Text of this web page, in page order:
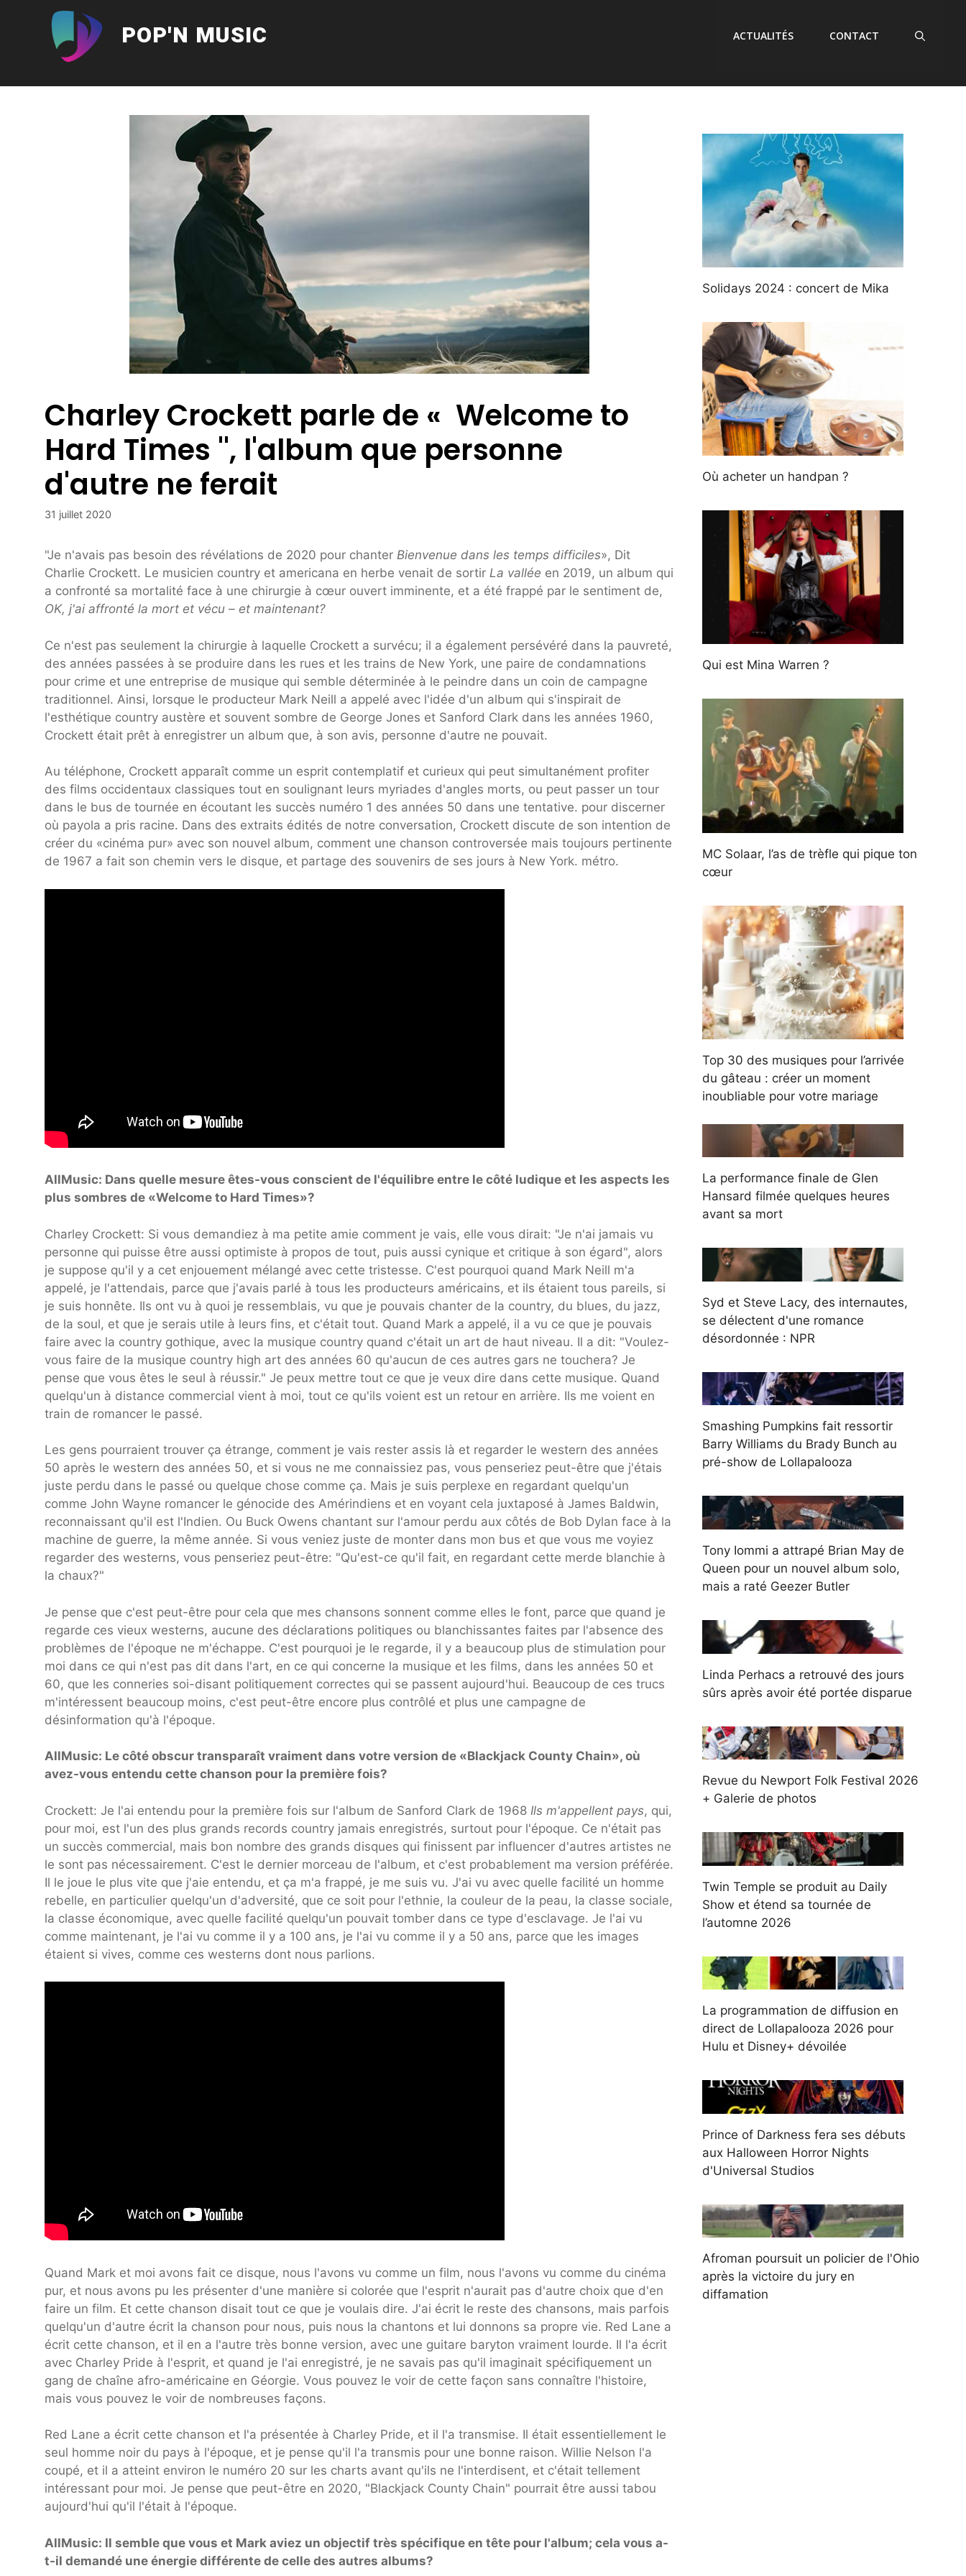
POP'N MUSIC ACTUALITÉS CONTACT
Charley Crockett parle de « Welcome to
Hard Times '', l'album que personne
d'autre ne ferait
31 juillet 2020
"Je n'avais pas besoin des révélations de 2020 pour chanter Bienvenue dans les temps difficiles», Dit
Charlie Crockett. Le musicien country et americana en herbe venait de sortir La vallée en 2019, un album qui
a confronté sa mortalité face à une chirurgie à cœur ouvert imminente, et a été frappé par le sentiment de,
OK, j'ai affronté la mort et vécu – et maintenant?
Ce n'est pas seulement la chirurgie à laquelle Crockett a survécu; il a également persévéré dans la pauvreté,
des années passées à se produire dans les rues et les trains de New York, une paire de condamnations
pour crime et une entreprise de musique qui semble déterminée à le peindre dans un coin de campagne
traditionnel. Ainsi, lorsque le producteur Mark Neill a appelé avec l'idée d'un album qui s'inspirait de
l'esthétique country austère et souvent sombre de George Jones et Sanford Clark dans les années 1960,
Crockett était prêt à enregistrer un album que, à son avis, personne d'autre ne pouvait.
Au téléphone, Crockett apparaît comme un esprit contemplatif et curieux qui peut simultanément profiter
des films occidentaux classiques tout en soulignant leurs myriades d'angles morts, ou peut passer un tour
dans le bus de tournée en écoutant les succès numéro 1 des années 50 dans une tentative. pour discerner
où payola a pris racine. Dans des extraits édités de notre conversation, Crockett discute de son intention de
créer du «cinéma pur» avec son nouvel album, comment une chanson controversée mais toujours pertinente
de 1967 a fait son chemin vers le disque, et partage des souvenirs de ses jours à New York. métro.
AllMusic: Dans quelle mesure êtes-vous conscient de l'équilibre entre le côté ludique et les aspects les
plus sombres de «Welcome to Hard Times»?
Charley Crockett: Si vous demandiez à ma petite amie comment je vais, elle vous dirait: "Je n'ai jamais vu
personne qui puisse être aussi optimiste à propos de tout, puis aussi cynique et critique à son égard", alors
je suppose qu'il y a cet enjouement mélangé avec cette tristesse. C'est pourquoi quand Mark Neill m'a
appelé, je l'attendais, parce que j'avais parlé à tous les producteurs américains, et ils étaient tous pareils, si
je suis honnête. Ils ont vu à quoi je ressemblais, vu que je pouvais chanter de la country, du blues, du jazz,
de la soul, et que je serais utile à leurs fins, et c'était tout. Quand Mark a appelé, il a vu ce que je pouvais
faire avec la country gothique, avec la musique country quand c'était un art de haut niveau. Il a dit: "Voulez-
vous faire de la musique country high art des années 60 qu'aucun de ces autres gars ne touchera? Je
pense que vous êtes le seul à réussir." Je peux mettre tout ce que je veux dire dans cette musique. Quand
quelqu'un à distance commercial vient à moi, tout ce qu'ils voient est un retour en arrière. Ils me voient en
train de romancer le passé.
Les gens pourraient trouver ça étrange, comment je vais rester assis là et regarder le western des années
50 après le western des années 50, et si vous ne me connaissiez pas, vous penseriez peut-être que j'étais
juste perdu dans le passé ou quelque chose comme ça. Mais je suis perplexe en regardant quelqu'un
comme John Wayne romancer le génocide des Amérindiens et en voyant cela juxtaposé à James Baldwin,
reconnaissant qu'il est l'Indien. Ou Buck Owens chantant sur l'amour perdu aux côtés de Bob Dylan face à la
machine de guerre, la même année. Si vous veniez juste de monter dans mon bus et que vous me voyiez
regarder des westerns, vous penseriez peut-être: "Qu'est-ce qu'il fait, en regardant cette merde blanchie à
la chaux?"
Je pense que c'est peut-être pour cela que mes chansons sonnent comme elles le font, parce que quand je
regarde ces vieux westerns, aucune des déclarations politiques ou blanchissantes faites par l'absence des
problèmes de l'époque ne m'échappe. C'est pourquoi je le regarde, il y a beaucoup plus de stimulation pour
moi dans ce qui n'est pas dit dans l'art, en ce qui concerne la musique et les films, dans les années 50 et
60, que les conneries soi-disant politiquement correctes qui se passent aujourd'hui. Beaucoup de ces trucs
m'intéressent beaucoup moins, c'est peut-être encore plus contrôlé et plus une campagne de
désinformation qu'à l'époque.
AllMusic: Le côté obscur transparaît vraiment dans votre version de «Blackjack County Chain», où
avez-vous entendu cette chanson pour la première fois?
Crockett: Je l'ai entendu pour la première fois sur l'album de Sanford Clark de 1968 Ils m'appellent pays, qui,
pour moi, est l'un des plus grands records country jamais enregistrés, surtout pour l'époque. Ce n'était pas
un succès commercial, mais bon nombre des grands disques qui finissent par influencer d'autres artistes ne
le sont pas nécessairement. C'est le dernier morceau de l'album, et c'est probablement ma version préférée.
Il le joue le plus vite que j'aie entendu, et ça m'a frappé, je me suis vu. J'ai vu avec quelle facilité un homme
rebelle, en particulier quelqu'un d'adversité, que ce soit pour l'ethnie, la couleur de la peau, la classe sociale,
la classe économique, avec quelle facilité quelqu'un pouvait tomber dans ce type d'esclavage. Je l'ai vu
comme maintenant, je l'ai vu comme il y a 100 ans, je l'ai vu comme il y a 50 ans, parce que les images
étaient si vives, comme ces westerns dont nous parlions.
Quand Mark et moi avons fait ce disque, nous l'avons vu comme un film, nous l'avons vu comme du cinéma
pur, et nous avons pu les présenter d'une manière si colorée que l'esprit n'aurait pas d'autre choix que d'en
faire un film. Et cette chanson disait tout ce que je voulais dire. J'ai écrit le reste des chansons, mais parfois
quelqu'un d'autre écrit la chanson pour nous, puis nous la chantons et lui donnons sa propre vie. Red Lane a
écrit cette chanson, et il en a l'autre très bonne version, avec une guitare baryton vraiment lourde. Il l'a écrit
avec Charley Pride à l'esprit, et quand je l'ai enregistré, je ne savais pas qu'il imaginait spécifiquement un
gang de chaîne afro-américaine en Géorgie. Vous pouvez le voir de cette façon sans connaître l'histoire,
mais vous pouvez le voir de nombreuses façons.
Red Lane a écrit cette chanson et l'a présentée à Charley Pride, et il l'a transmise. Il était essentiellement le
seul homme noir du pays à l'époque, et je pense qu'il l'a transmis pour une bonne raison. Willie Nelson l'a
coupé, et il a atteint environ le numéro 20 sur les charts avant qu'ils ne l'interdisent, et c'était tellement
intéressant pour moi. Je pense que peut-être en 2020, "Blackjack County Chain" pourrait être aussi tabou
aujourd'hui qu'il l'était à l'époque.
AllMusic: Il semble que vous et Mark aviez un objectif très spécifique en tête pour l'album; cela vous a-
t-il demandé une énergie différente de celle des autres albums?
Solidays 2024 : concert de Mika
Où acheter un handpan ?
Qui est Mina Warren ?
MC Solaar, l’as de trèfle qui pique ton
cœur
Top 30 des musiques pour l’arrivée
du gâteau : créer un moment
inoubliable pour votre mariage
La performance finale de Glen
Hansard filmée quelques heures
avant sa mort
Syd et Steve Lacy, des internautes,
se délectent d'une romance
désordonnée : NPR
Smashing Pumpkins fait ressortir
Barry Williams du Brady Bunch au
pré-show de Lollapalooza
Tony Iommi a attrapé Brian May de
Queen pour un nouvel album solo,
mais a raté Geezer Butler
Linda Perhacs a retrouvé des jours
sûrs après avoir été portée disparue
Revue du Newport Folk Festival 2026
+ Galerie de photos
Twin Temple se produit au Daily
Show et étend sa tournée de
l’automne 2026
La programmation de diffusion en
direct de Lollapalooza 2026 pour
Hulu et Disney+ dévoilée
Prince of Darkness fera ses débuts
aux Halloween Horror Nights
d'Universal Studios
Afroman poursuit un policier de l'Ohio
après la victoire du jury en
diffamation